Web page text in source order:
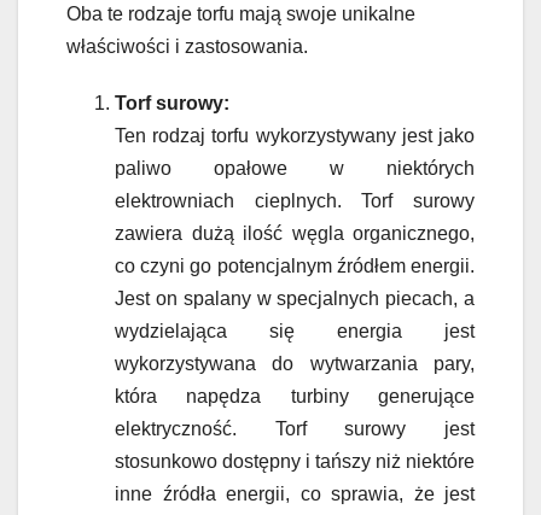
Oba te rodzaje torfu mają swoje unikalne
właściwości i zastosowania.
Torf surowy:
Ten rodzaj torfu wykorzystywany jest jako
paliwo opałowe w niektórych
elektrowniach cieplnych. Torf surowy
zawiera dużą ilość węgla organicznego,
co czyni go potencjalnym źródłem energii.
Jest on spalany w specjalnych piecach, a
wydzielająca się energia jest
wykorzystywana do wytwarzania pary,
która napędza turbiny generujące
elektryczność. Torf surowy jest
stosunkowo dostępny i tańszy niż niektóre
inne źródła energii, co sprawia, że jest